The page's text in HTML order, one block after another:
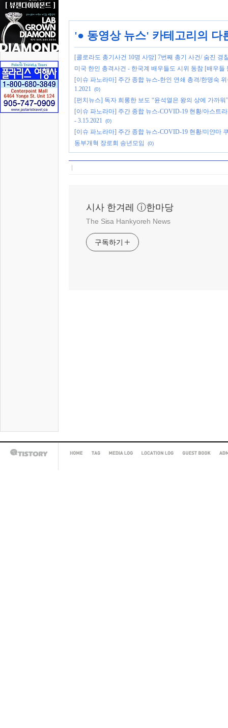
'● 동영상 뉴스' 카테고리의 다
[콜로라도 총기사건 10명 사망] 7번째 총기 사건/ 숨진 경
미국 한인 총격사건 - 한국계 배우들도 시위 동참 [배우들
[이슈 파노라마] 주간 종합 뉴스-한인 연쇄 총격/한명숙
1.2021
(0)
[펀치뉴스] 독자 희롱한 보도 “윤석열은 왕의 상에 가까워”
[이슈 파노라마] 주간 종합 뉴스-COVID-19 현황/아스트
- 3.15.2021
(0)
[이슈 파노라마] 주간 종합 뉴스-COVID-19 현황/미얀마
동부개혁 장로회 송년모임
(0)
시사 한겨레 ⓘ한마당
The Sisa Hankyoreh News
구독하기